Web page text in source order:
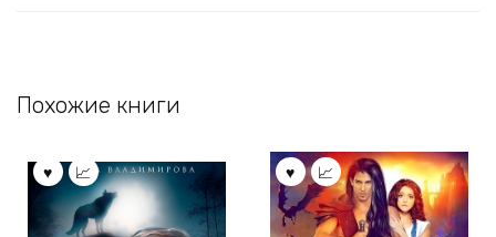
Похожие книги